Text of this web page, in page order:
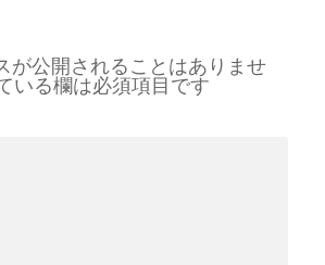
が公開されることはありませ
いる欄は必須項目です